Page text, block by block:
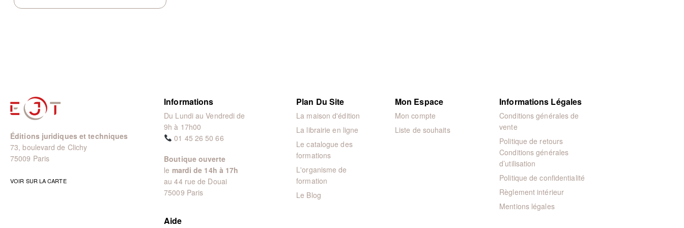
Éditions juridiques et techniques
73, boulevard de Clichy
75009 Paris
VOIR SUR LA CARTE
Informations
Du Lundi au Vendredi de
9h à 17h00
01 45 26 50 66
Boutique ouverte
le mardi de 14h à 17h
au 44 rue de Douai
75009 Paris
Aide
Plan Du Site
La maison d'édition
La librairie en ligne
Le catalogue des
formations
L'organisme de
formation
Le Blog
Mon Espace
Mon compte
Liste de souhaits
Informations Légales
Conditions générales de
vente
Politique de retours
Conditions générales
d’utilisation
Politique de confidentialité
Règlement intérieur
Mentions légales